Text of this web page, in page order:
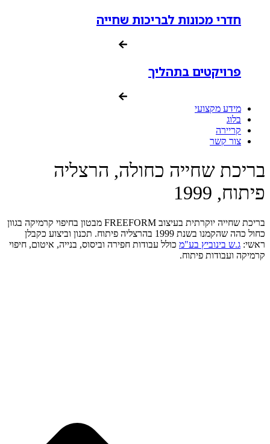
חדרי מכונות לבריכות שחייה
פרויקטים בתהליך
מידע מקצועי
בלוג
קריירה
צור קשר
בריכת שחייה כחולה, הרצליה
פיתוח, 1999
בריכת שחייה יוקרתית בעיצוב FREEFORM מבטון בחיפוי קרמיקה בגוון
כחול כהה שהקמנו בשנת 1999 בהרצליה פיתוח. תכנון וביצוע כקבלן
ראשי: ג.ש בינוביץ בע"מ כולל עבודות חפירה וביסוס, בנייה, איטום, חיפוי
קרמיקה ועבודות פיתוח.